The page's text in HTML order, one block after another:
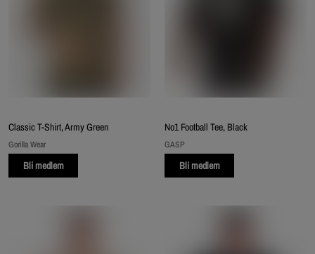
Classic T-Shirt, Army Green
Gorilla Wear
Bli medlem
No1 Football Tee, Black
GASP
Bli medlem